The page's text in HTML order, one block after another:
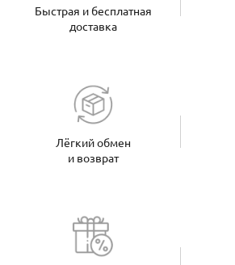
Быстрая и бесплатная
доставка
Лёгкий обмен
и возврат